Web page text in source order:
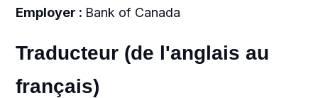
Employer : Bank of Canada
Traducteur (de l'anglais au
français)